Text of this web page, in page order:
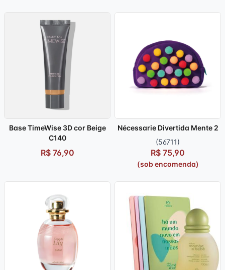
Base TimeWise 3D cor Beige
C140
R$ 76,90
Nécessarie Divertida Mente 2
(56711)
R$ 75,90
(sob encomenda)